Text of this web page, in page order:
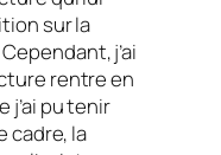
sur la
j’ai
rentre en
j’ai pu tenir
cadre, la